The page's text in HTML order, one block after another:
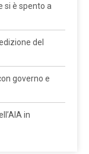
si è spento a
del
governo e
in